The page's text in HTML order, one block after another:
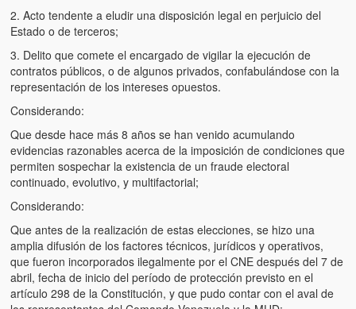
2. Acto tendente a eludir una disposición legal en perjuicio del
Estado o de terceros;
3. Delito que comete el encargado de vigilar la ejecución de
contratos públicos, o de algunos privados, confabulándose con la
representación de los intereses opuestos.
Considerando:
Que desde hace más 8 años se han venido acumulando
evidencias razonables acerca de la imposición de condiciones que
permiten sospechar la existencia de un fraude electoral
continuado, evolutivo, y multifactorial;
Considerando:
Que antes de la realización de estas elecciones, se hizo una
amplia difusión de los factores técnicos, jurídicos y operativos,
que fueron incorporados ilegalmente por el CNE después del 7 de
abril, fecha de inicio del período de protección previsto en el
artículo 298 de la Constitución, y que pudo contar con el aval de